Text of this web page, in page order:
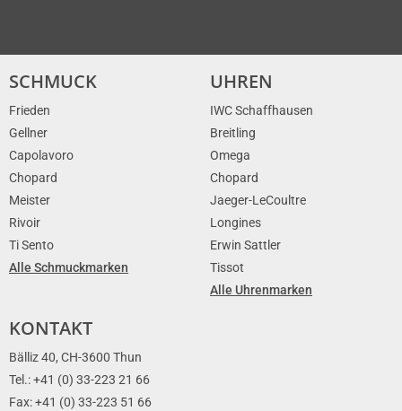
SCHMUCK
Frieden
Gellner
Capolavoro
Chopard
Meister
Rivoir
Ti Sento
Alle Schmuckmarken
UHREN
IWC Schaffhausen
Breitling
Omega
Chopard
Jaeger-LeCoultre
Longines
Erwin Sattler
Tissot
Alle Uhrenmarken
KONTAKT
Bälliz 40, CH-3600 Thun
Tel.: +41 (0) 33-223 21 66
Fax: +41 (0) 33-223 51 66